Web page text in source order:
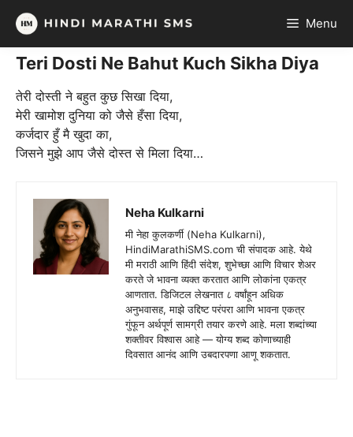
Skip
content
Menu
Teri Dosti Ne Bahut Kuch Sikha Diya
तेरी दोस्ती ने बहुत कुछ सिखा दिया,
मेरी खामोश दुनिया को जैसे हँसा दिया,
कर्जदार हुँ मै खुदा का,
जिसने मुझे आप जैसे दोस्त से मिला दिया…
Neha Kulkarni
मी नेहा कुलकर्णी (Neha Kulkarni),
HindiMarathiSMS.com ची संपादक आहे. येथे
मी मराठी आणि हिंदी संदेश, शुभेच्छा आणि विचार शेअर
करते जे भावना व्यक्त करतात आणि लोकांना एकत्र
आणतात. डिजिटल लेखनात ८ वर्षांहून अधिक
अनुभवासह, माझे उद्दिष्ट परंपरा आणि भावना एकत्र
गुंफून अर्थपूर्ण सामग्री तयार करणे आहे. मला शब्दांच्या
शक्तीवर विश्वास आहे — योग्य शब्द कोणाच्याही
दिवसात आनंद आणि उबदारपणा आणू शकतात.